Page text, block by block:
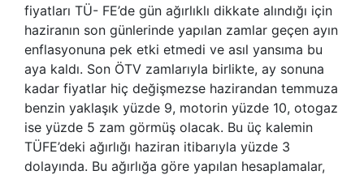
fiyatları TÜ- FE’de gün ağırlıklı dikkate alındığı için
haziranın son günlerinde yapılan zamlar geçen ayın
enflasyonuna pek etki etmedi ve asıl yansıma bu
aya kaldı. Son ÖTV zamlarıyla birlikte, ay sonuna
kadar fiyatlar hiç değişmezse hazirandan temmuza
benzin yaklaşık yüzde 9, motorin yüzde 10, otogaz
ise yüzde 5 zam görmüş olacak. Bu üç kalemin
TÜFE’deki ağırlığı haziran itibarıyla yüzde 3
dolayında. Bu ağırlığa göre yapılan hesaplamalar,